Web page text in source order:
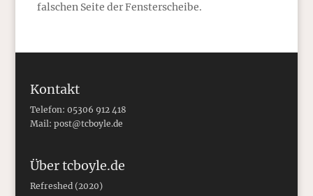
falschen Seite der Fensterscheibe.
Kontakt
Telefon: 05306 912 418
Mail: post@tcboyle.de
Über tcboyle.de
Refreshed (2020)